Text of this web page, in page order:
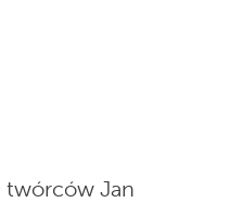
twórców Jan